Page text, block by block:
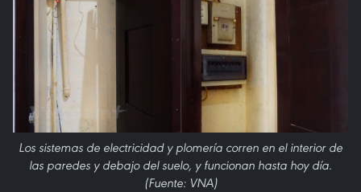
Los sistemas de electricidad y plomería corren en el interior de
las paredes y debajo del suelo, y funcionan hasta hoy día.
(Fuente: VNA)